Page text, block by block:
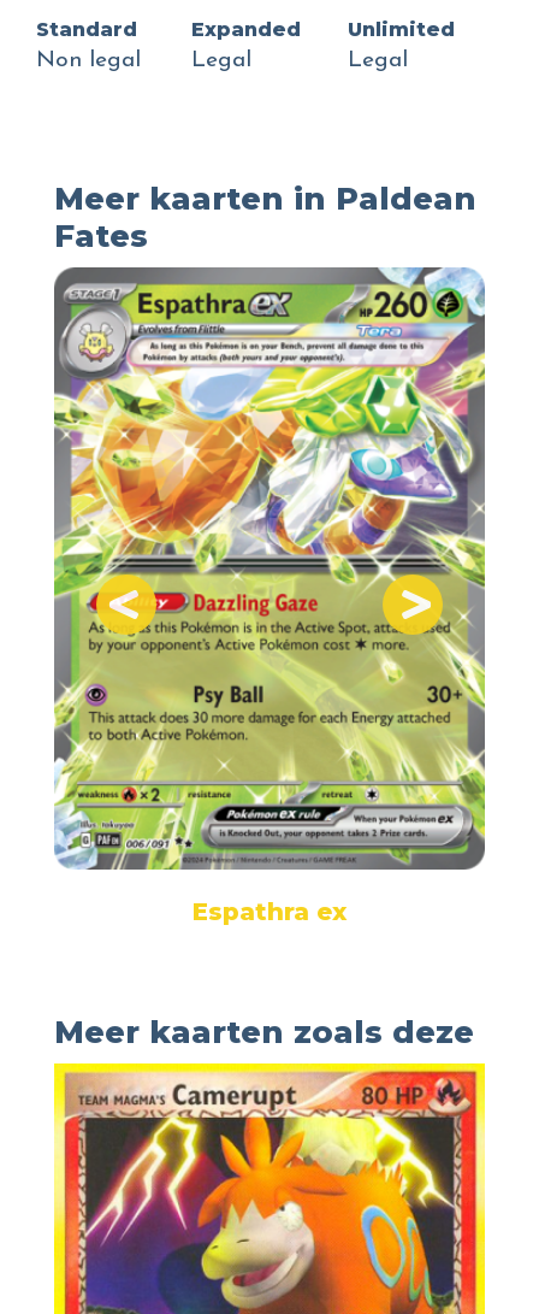
Standard
Non legal
Expanded
Legal
Unlimited
Legal
Meer kaarten in Paldean
Fates
Espathra ex
Meer kaarten zoals deze